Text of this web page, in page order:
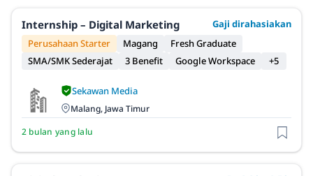
Internship – Digital Marketing
Gaji dirahasiakan
Perusahaan Starter
Magang
Fresh Graduate
SMA/SMK Sederajat
3 Benefit Google Workspace +5
Sekawan Media
Malang, Jawa Timur
2 bulan yang lalu